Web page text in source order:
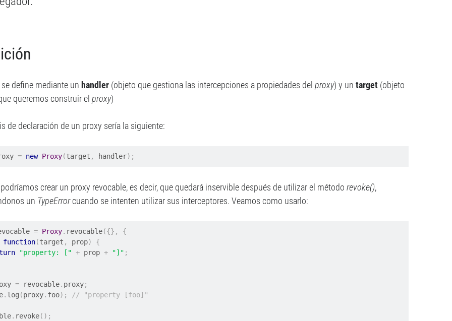
define mediante un handler (objeto que gestiona las intercepciones a propiedades delproxy) y untarget (objeto
queremos construir elproxy)
de declaración de un proxy sería la siguiente:
= new Proxy(target , handler);
crear un proxy revocable, es decir, que quedará inservible después de utilizar el métodorevoke(),
un TypeErrorcuando se intenten utilizar sus interceptores. Veamos como usarlo:
= Proxy. revocable({},
{
function(target , prop)
{
"property: [" + prop + "]" ;
= revocable. proxy;
. log (proxy. foo); // "property [foo]"
. revoke();